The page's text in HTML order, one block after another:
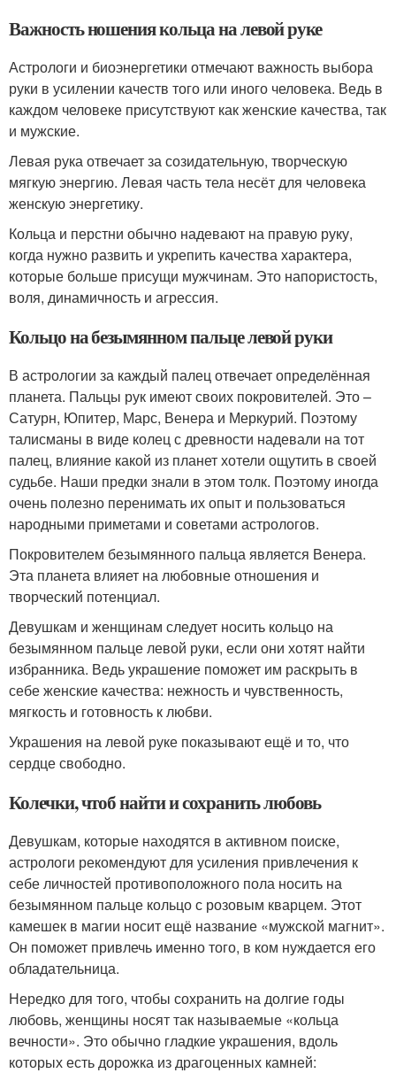
Важность ношения кольца на левой руке
Астрологи и биоэнергетики отмечают важность выбора
руки в усилении качеств того или иного человека. Ведь в
каждом человеке присутствуют как женские качества, так
и мужские.
Левая рука отвечает за созидательную, творческую
мягкую энергию. Левая часть тела несёт для человека
женскую энергетику.
Кольца и перстни обычно надевают на правую руку,
когда нужно развить и укрепить качества характера,
которые больше присущи мужчинам. Это напористость,
воля, динамичность и агрессия.
Кольцо на безымянном пальце левой руки
В астрологии за каждый палец отвечает определённая
планета. Пальцы рук имеют своих покровителей. Это –
Сатурн, Юпитер, Марс, Венера и Меркурий. Поэтому
талисманы в виде колец с древности надевали на тот
палец, влияние какой из планет хотели ощутить в своей
судьбе. Наши предки знали в этом толк. Поэтому иногда
очень полезно перенимать их опыт и пользоваться
народными приметами и советами астрологов.
Покровителем безымянного пальца является Венера.
Эта планета влияет на любовные отношения и
творческий потенциал.
Девушкам и женщинам следует носить кольцо на
безымянном пальце левой руки, если они хотят найти
избранника. Ведь украшение поможет им раскрыть в
себе женские качества: нежность и чувственность,
мягкость и готовность к любви.
Украшения на левой руке показывают ещё и то, что
сердце свободно.
Колечки, чтоб найти и сохранить любовь
Девушкам, которые находятся в активном поиске,
астрологи рекомендуют для усиления привлечения к
себе личностей противоположного пола носить на
безымянном пальце кольцо с розовым кварцем. Этот
камешек в магии носит ещё название «мужской магнит».
Он поможет привлечь именно того, в ком нуждается его
обладательница.
Нередко для того, чтобы сохранить на долгие годы
любовь, женщины носят так называемые «кольца
вечности». Это обычно гладкие украшения, вдоль
которых есть дорожка из драгоценных камней: